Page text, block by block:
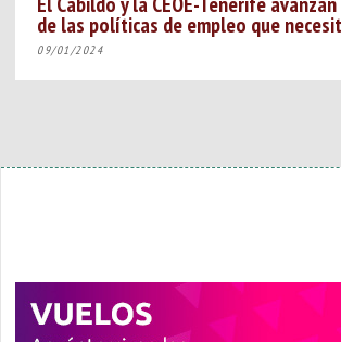
de las políticas de empleo que
09/01/2024